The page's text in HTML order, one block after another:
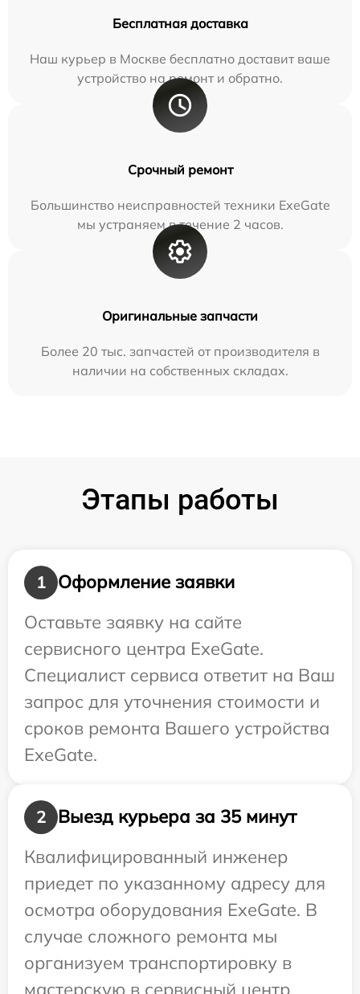
Бесплатная доставка
Наш курьер в Москве бесплатно доставит ваше
устройство на ремонт и обратно.
Срочный ремонт
Большинство неисправностей техники ExeGate
мы устраняем в течение 2 часов.
Оригинальные запчасти
Более 20 тыс. запчастей от производителя в
наличии на собственных складах.
Этапы работы
1
Оформление заявки
Оставьте заявку на сайте
сервисного центра ExeGate.
Специалист сервиса ответит на Ваш
запрос для уточнения стоимости и
сроков ремонта Вашего устройства
ExeGate.
2
Выезд курьера за 35 минут
Квалифицированный инженер
приедет по указанному адресу для
осмотра оборудования ExeGate. В
случае сложного ремонта мы
организуем транспортировку в
мастерскую в сервисный центр